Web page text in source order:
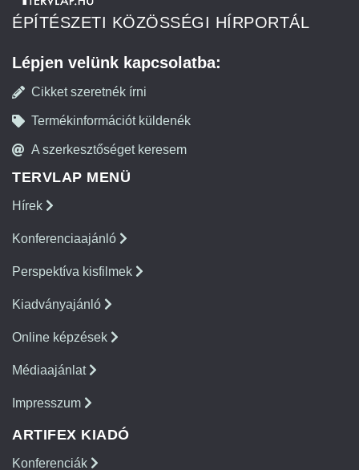
ÉPÍTÉSZETI KÖZÖSSÉGI HÍRPORTÁL
Lépjen velünk kapcsolatba:
Cikket szeretnék írni
Termékinformációt küldenék
A szerkesztőséget keresem
TERVLAP MENÜ
Hírek
Konferenciaajánló
Perspektíva kisfilmek
Kiadványajánló
Online képzések
Médiaajánlat
Impresszum
ARTIFEX KIADÓ
Konferenciák